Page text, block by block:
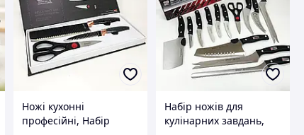
Ножі кухонні
професійні, Набір
Набір ножів для
кулінарних завдань,